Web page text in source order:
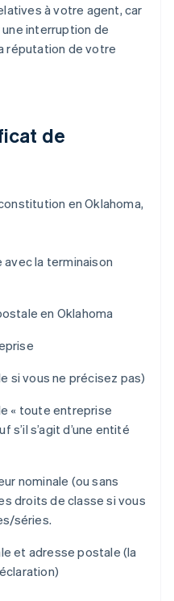
à votre agent, car
interruption de
réputation de votre
de
en Oklahoma,
avec la terminaison
en Oklahoma
si vous ne précisez pas)
« toute entreprise
s’il s’agit d’une entité
nominale (ou sans
droits de classe si vous
séries.
et adresse postale (la